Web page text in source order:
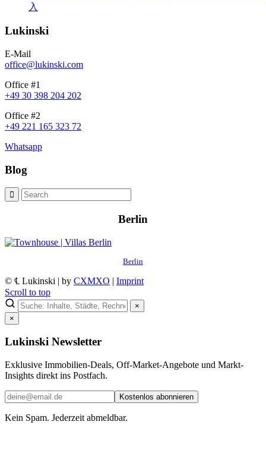
入
Lukinski
E-Mail
office@lukinski.com
Office #1
+49 30 398 204 202
Office #2
+49 221 165 323 72
Whatsapp
Blog
Berlin
Berlin
© ℄ Lukinski | by CXMXO | Imprint
Scroll to top
×
×
Lukinski Newsletter
Exklusive Immobilien-Deals, Off-Market-Angebote und Markt-
Insights direkt ins Postfach.
Kostenlos abonnieren
Kein Spam. Jederzeit abmeldbar.